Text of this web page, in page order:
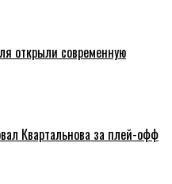
открыли современную
Квартальнова за плей-офф